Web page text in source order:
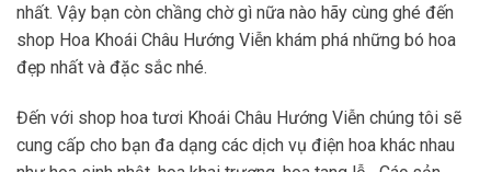
nhất. Vậy bạn còn chầng chờ gì nữa nào hãy cùng ghé đến
shop Hoa Khoái Châu Hướng Viễn khám phá những bó hoa
đẹp nhất và đặc sắc nhé.
Đến với shop hoa tươi Khoái Châu Hướng Viễn chúng tôi sẽ
cung cấp cho bạn đa dạng các dịch vụ điện hoa khác nhau